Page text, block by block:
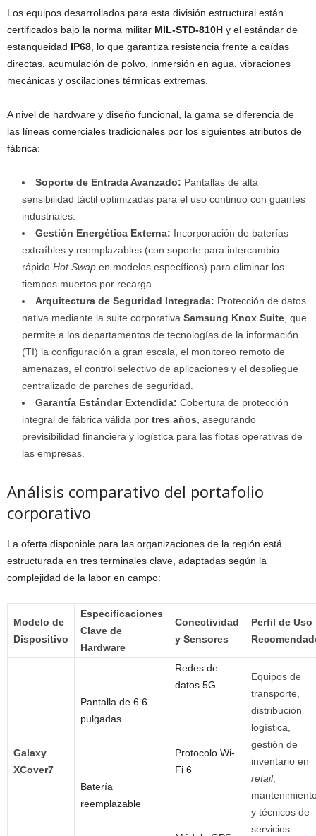
Los equipos desarrollados para esta división estructural están
certificados bajo la norma militar MIL-STD-810H y el estándar de
estanqueidad IP68 , lo que garantiza resistencia frente a caídas
directas, acumulación de polvo, inmersión en agua, vibraciones
mecánicas y oscilaciones térmicas extremas.
A nivel de hardware y diseño funcional, la gama se diferencia de
las líneas comerciales tradicionales por los siguientes atributos de
fábrica:
Soporte de Entrada Avanzado: Pantallas de alta
sensibilidad táctil optimizadas para el uso continuo con guantes
industriales.
Gestión Energética Externa: Incorporación de baterías
extraíbles y reemplazables (con soporte para intercambio
rápido Hot Swap en modelos específicos) para eliminar los
tiempos muertos por recarga.
Arquitectura de Seguridad Integrada: Protección de datos
nativa mediante la suite corporativa Samsung Knox Suite , que
permite a los departamentos de tecnologías de la información
(TI) la configuración a gran escala, el monitoreo remoto de
amenazas, el control selectivo de aplicaciones y el despliegue
centralizado de parches de seguridad.
Garantía Estándar Extendida: Cobertura de protección
integral de fábrica válida por tres años , asegurando
previsibilidad financiera y logística para las flotas operativas de
las empresas.
Análisis comparativo del portafolio
corporativo
La oferta disponible para las organizaciones de la región está
estructurada en tres terminales clave, adaptadas según la
complejidad de la labor en campo:
Modelo de
Dispositivo
Especificaciones
Clave de
Hardware
Conectividad
y Sensores
Perfil de Uso
Galaxy
XCover7
Pantalla de 6.6
pulgadas
Batería
reemplazable
Redes de
datos 5G
Protocolo Wi-
Fi 6
Equipos de
transporte,
distribución
logística,
gestión de
inventario en
retail,
y técnicos de
servicios